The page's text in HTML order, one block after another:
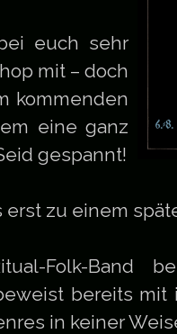
euch sehr
mit – doch
kommenden
eine ganz
gespannt!
zu einem
Folk-Band
bereits mit
in keiner